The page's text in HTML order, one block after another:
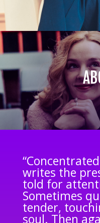
writes the
told for
Sometimes
tender,
soul. Then